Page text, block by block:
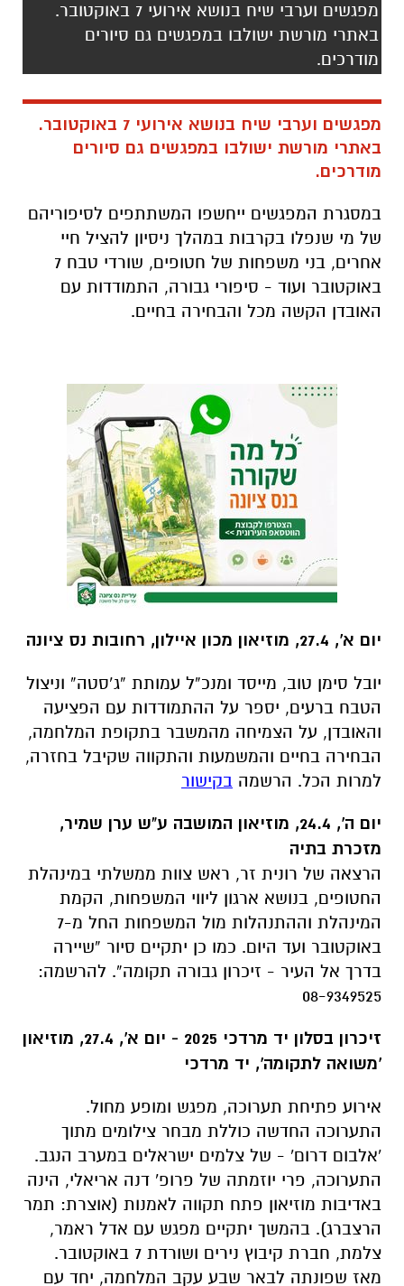
מפגשים וערבי שיח בנושא אירועי 7 באוקטובר.
באתרי מורשת ישולבו במפגשים גם סיורים
מודרכים.
מפגשים וערבי שיח בנושא אירועי 7 באוקטובר.
באתרי מורשת ישולבו במפגשים גם סיורים
מודרכים.
במסגרת המפגשים ייחשפו המשתתפים לסיפוריהם
של מי שנפלו בקרבות במהלך ניסיון להציל חיי
אחרים, בני משפחות של חטופים, שורדי טבח 7
באוקטובר ועוד - סיפורי גבורה, התמודדות עם
האובדן הקשה מכל והבחירה בחיים.
יום א', 27.4, מוזיאון מכון איילון, רחובות נס ציונה
יובל סימן טוב, מייסד ומנכ”ל עמותת “ג’סטה” וניצול
הטבח ברעים, יספר על ההתמודדות עם הפציעה
והאובדן, על הצמיחה מהמשבר בתקופת המלחמה,
הבחירה בחיים והמשמעות והתקווה שקיבל בחזרה,
למרות הכל. הרשמה בקישור
יום ה', 24.4, מוזיאון המושבה ע"ש ערן שמיר,
מזכרת בתיה
הרצאה של רונית זר, ראש צוות ממשלתי במינהלת
החטופים, בנושא ארגון ליווי המשפחות, הקמת
המינהלת וההתנהלות מול המשפחות החל מ-7
באוקטובר ועד היום. כמו כן יתקיים סיור “שיירה
בדרך אל העיר - זיכרון גבורה תקומה”. להרשמה:
08-9349525
זיכרון בסלון יד מרדכי 2025 - יום א', 27.4, מוזיאון
'משואה לתקומה', יד מרדכי
אירוע פתיחת תערוכה, מפגש ומופע מחול.
התערוכה החדשה כוללת מבחר צילומים מתוך
'אלבום דרום' - של צלמים ישראלים במערב הנגב.
התערוכה, פרי יוזמתה של פרופ' דנה אריאלי, הינה
באדיבות מוזיאון פתח תקווה לאמנות (אוצרת: תמר
הרצברג). בהמשך יתקיים מפגש עם אדל ראמר,
צלמת, חברת קיבוץ נירים ושורדת 7 באוקטובר.
מאז שפונתה לבאר שבע עקב המלחמה, יחד עם